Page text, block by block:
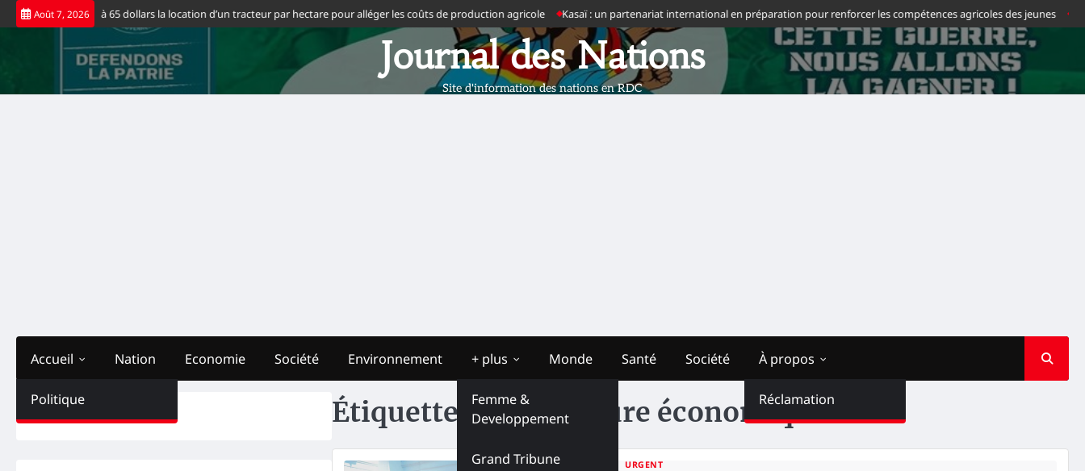
Skip
to
Août 7, 2026
fixe à 65 dollars la location d’un tracteur par hectare pour alléger les coûts de production agricole Kasaï : un partenariat international en préparation pour renforcer les compétences agricoles des jeunes
Journal des Nations
Site d'information des nations en RDC
Accueil
Politique
Nation Economie Société Environnement + plus
Femme &
Developpement
Grand Tribune
Monde Santé Société À propos
Réclamation
Étiquette :Conjoncture économique
ECONOMIE URGENT